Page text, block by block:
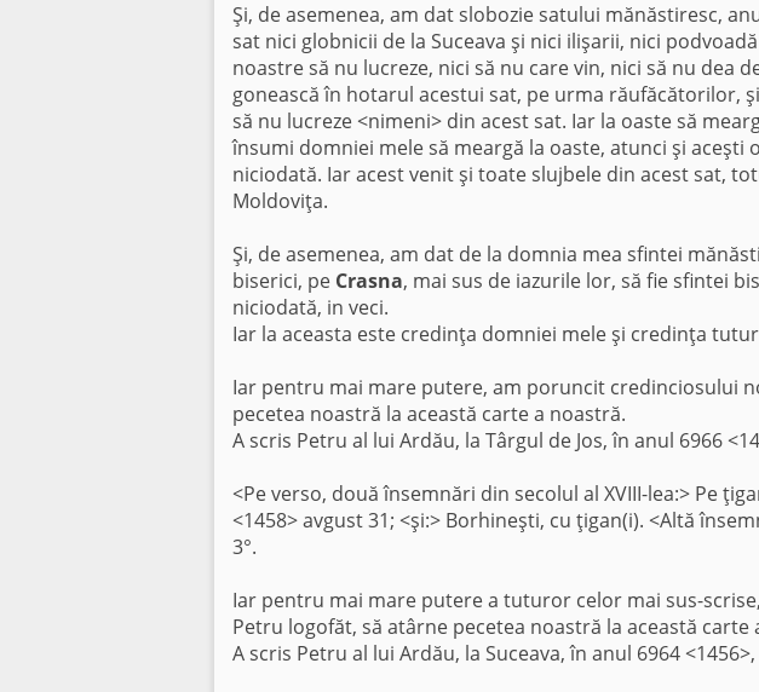
Şi, de asemenea, am dat slobozie satului mănăstiresc,
sat nici globnicii de la Suceava şi nici ilişarii, nici
noastre să nu lucreze, nici să nu care vin, nici să nu dea
gonească în hotarul acestui sat, pe urma răufăcătorilor,
să nu lucreze <nimeni> din acest sat. Iar la oaste să
însumi domniei mele să meargă la oaste, atunci şi aceşti
niciodată. Iar acest venit şi toate slujbele din acest sat,
Moldoviţa.
Şi, de asemenea, am dat de la domnia mea sfintei
biserici, pe Crasna, mai sus de iazurile lor, să fie sfintei
niciodată, in veci.
Iar la aceasta este credinţa domniei mele şi credinţa
Iar pentru mai mare putere, am poruncit credinciosului
pecetea noastră la această carte a noastră.
A scris Petru al lui Ardău, la Târgul de Jos, în anul 6966
<Pe verso, două însemnări din secolul al XVIII-lea:> Pe
<1458> avgust 31; <şi:> Borhineşti, cu ţigan(i). <Altă
3°.
Iar pentru mai mare putere a tuturor celor mai sus-
Petru logofăt, să atârne pecetea noastră la această carte
A scris Petru al lui Ardău, la Suceava, în anul 6964